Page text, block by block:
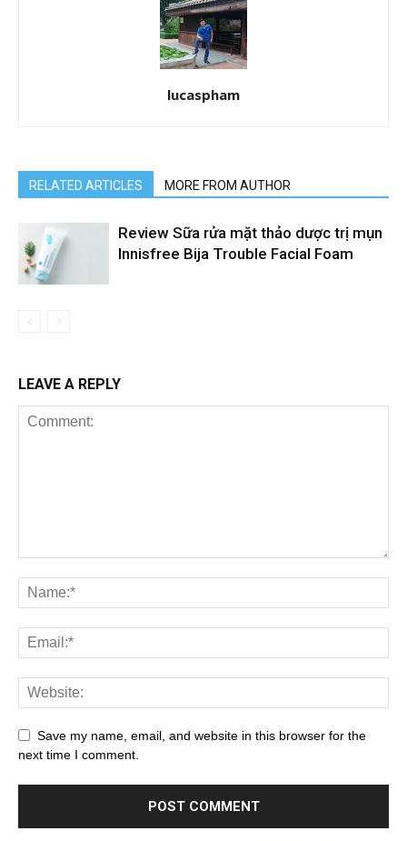
lucaspham
RELATED ARTICLES MORE FROM AUTHOR
Review Sữa rửa mặt thảo dược trị mụn
Innisfree Bija Trouble Facial Foam
LEAVE A REPLY
Save my name, email, and website in this browser for the
next time I comment.